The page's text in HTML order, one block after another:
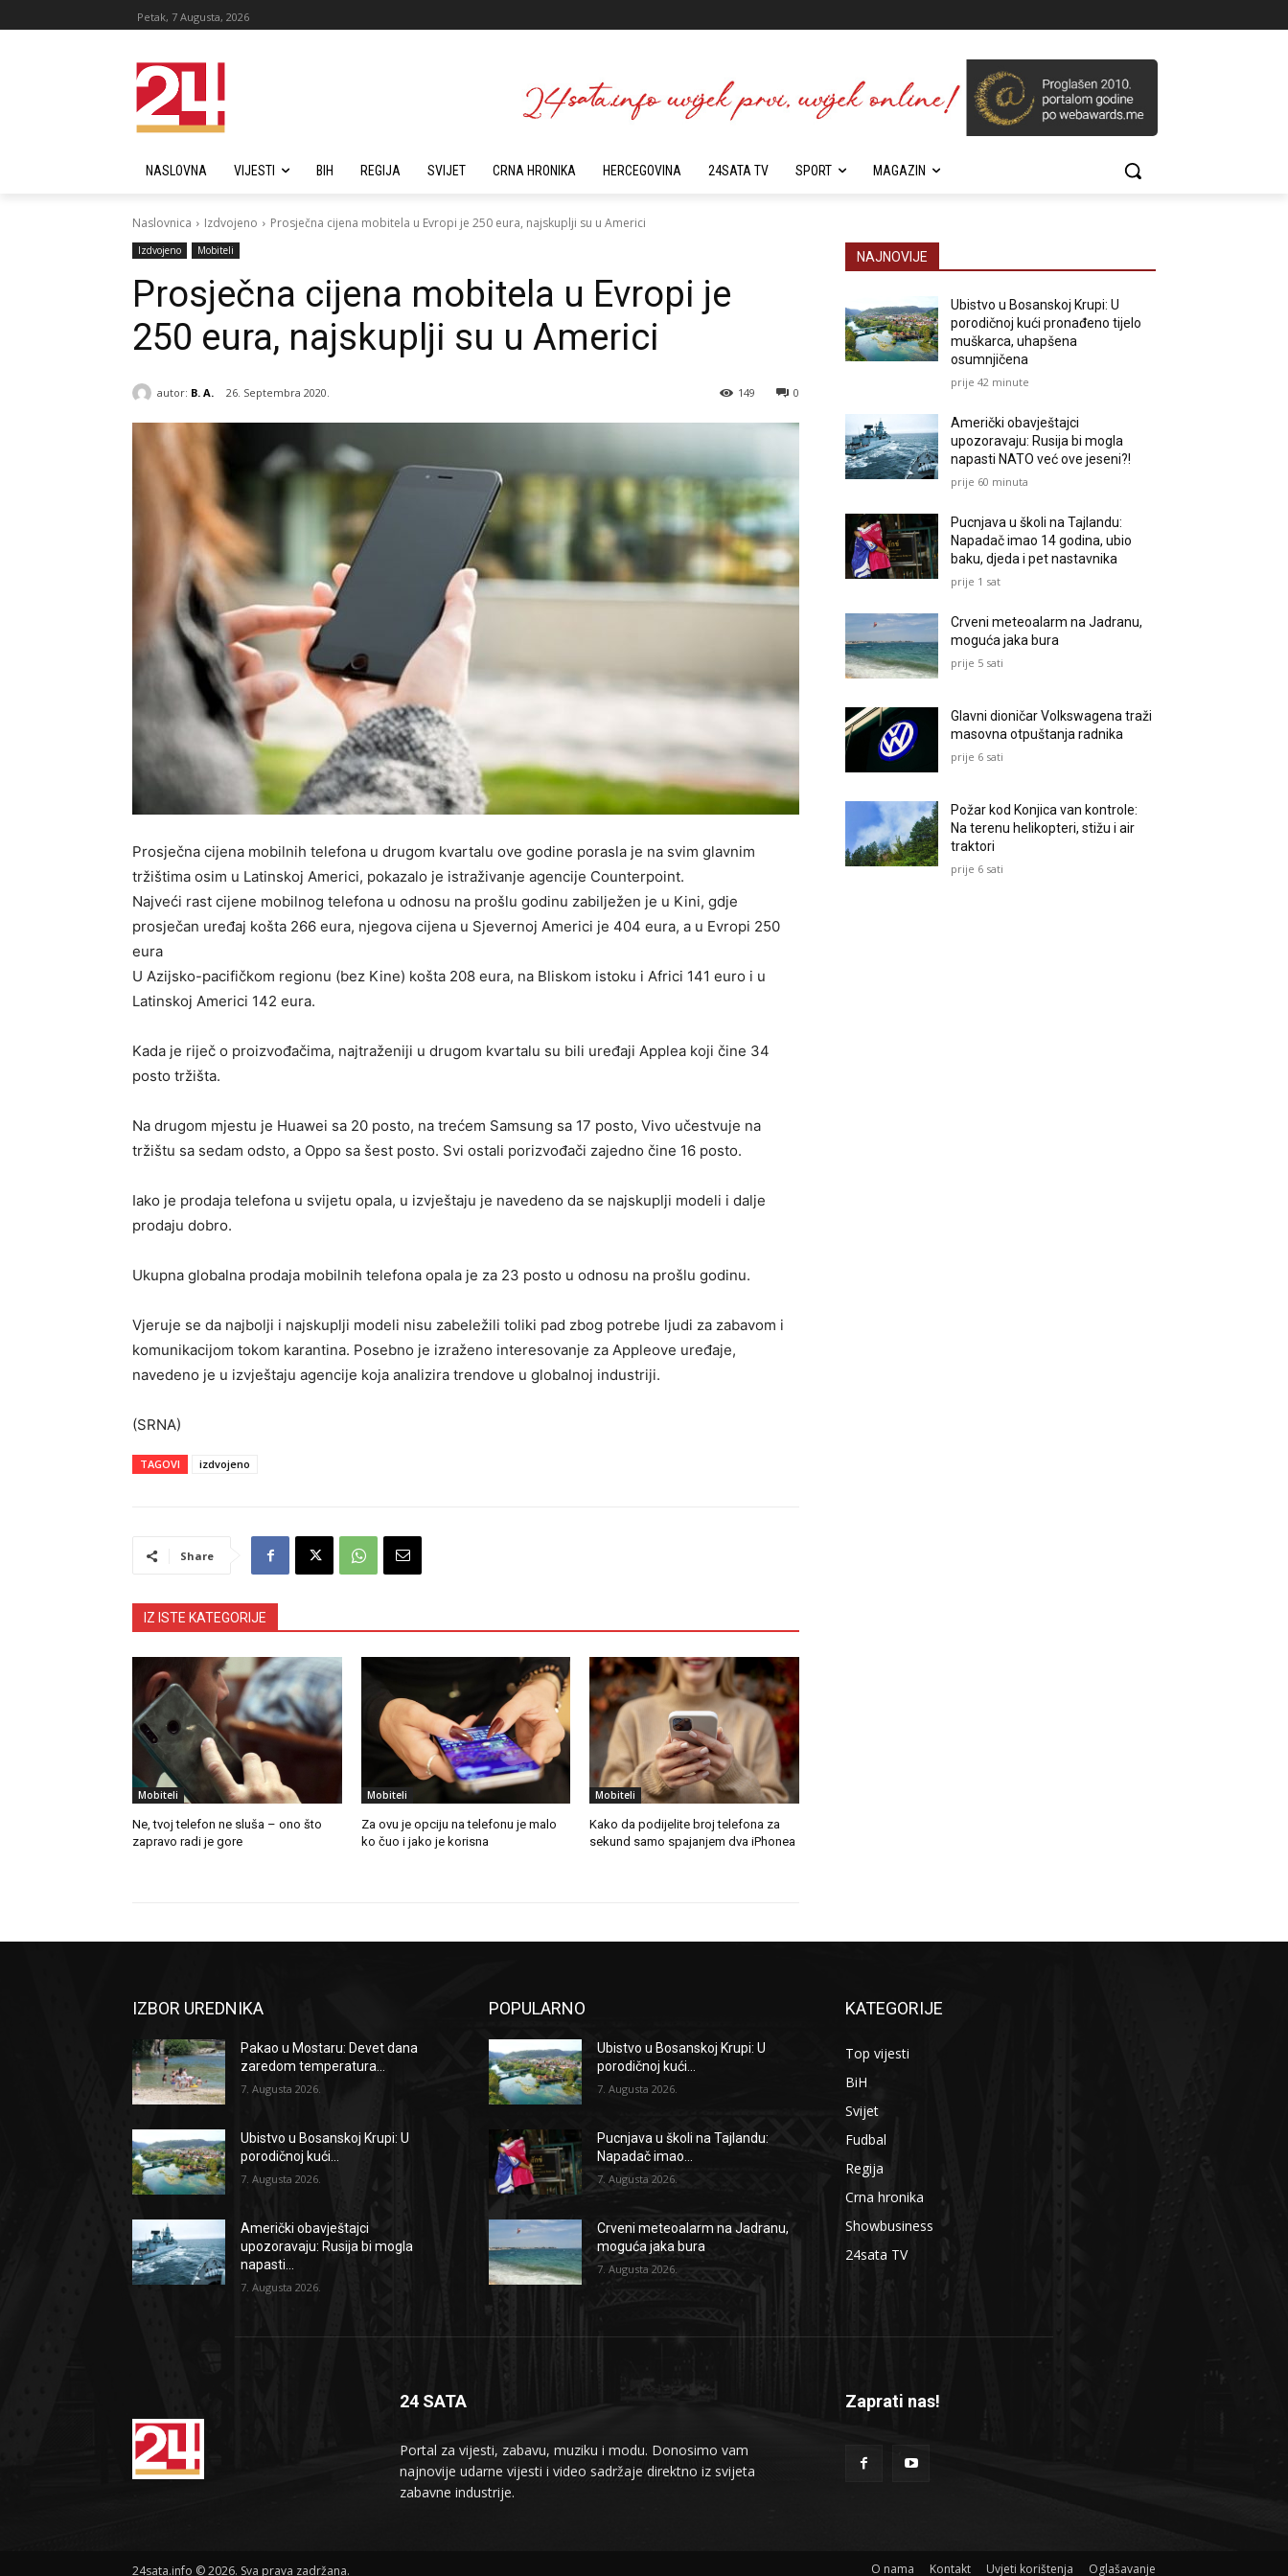
Petak, 7 Augusta, 2026
NASLOVNA VIJESTI BIH REGIJA SVIJET CRNA HRONIKA HERCEGOVINA 24SATA TV SPORT MAGAZIN
Naslovnica Izdvojeno Prosječna cijena mobitela u Evropi je 250 eura, najskuplji su u Americi
Izdvojeno Mobiteli
Prosječna cijena mobitela u Evropi je
250 eura, najskuplji su u Americi
autor: B. A. 26. Septembra 2020. 0
149
Prosječna cijena mobilnih telefona u drugom kvartalu ove godine porasla je na svim glavnim
tržištima osim u Latinskoj Americi, pokazalo je istraživanje agencije Counterpoint.
Najveći rast cijene mobilnog telefona u odnosu na prošlu godinu zabilježen je u Kini, gdje
prosječan uređaj košta 266 eura, njegova cijena u Sjevernoj Americi je 404 eura, a u Evropi 250
eura
U Azijsko-pacifičkom regionu (bez Kine) košta 208 eura, na Bliskom istoku i Africi 141 euro i u
Latinskoj Americi 142 eura.
Kada je riječ o proizvođačima, najtraženiji u drugom kvartalu su bili uređaji Applea koji čine 34
posto tržišta.
Na drugom mjestu je Huawei sa 20 posto, na trećem Samsung sa 17 posto, Vivo učestvuje na
tržištu sa sedam odsto, a Oppo sa šest posto. Svi ostali porizvođači zajedno čine 16 posto.
Iako je prodaja telefona u svijetu opala, u izvještaju je navedeno da se najskuplji modeli i dalje
prodaju dobro.
Ukupna globalna prodaja mobilnih telefona opala je za 23 posto u odnosu na prošlu godinu.
Vjeruje se da najbolji i najskuplji modeli nisu zabeležili toliki pad zbog potrebe ljudi za zabavom i
komunikacijom tokom karantina. Posebno je izraženo interesovanje za Appleove uređaje,
navedeno je u izvještaju agencije koja analizira trendove u globalnoj industriji.
(SRNA)
TAGOVI izdvojeno
Share
IZ ISTE KATEGORIJE
Mobiteli
Ne, tvoj telefon ne sluša – ono što
zapravo radi je gore
Mobiteli
Za ovu je opciju na telefonu je malo
ko čuo i jako je korisna
Mobiteli
Kako da podijelite broj telefona za
sekund samo spajanjem dva iPhonea
NAJNOVIJE
Ubistvo u Bosanskoj Krupi: U
porodičnoj kući pronađeno tijelo
muškarca, uhapšena
osumnjičena
prije 42 minute
Američki obavještajci
upozoravaju: Rusija bi mogla
napasti NATO već ove jeseni?!
prije 60 minuta
Pucnjava u školi na Tajlandu:
Napadač imao 14 godina, ubio
baku, djeda i pet nastavnika
prije 1 sat
Crveni meteoalarm na Jadranu,
moguća jaka bura
prije 5 sati
Glavni dioničar Volkswagena traži
masovna otpuštanja radnika
prije 6 sati
Požar kod Konjica van kontrole:
Na terenu helikopteri, stižu i air
traktori
prije 6 sati
IZBOR UREDNIKA
Pakao u Mostaru: Devet dana
zaredom temperatura...
7. Augusta 2026.
Ubistvo u Bosanskoj Krupi: U
porodičnoj kući...
7. Augusta 2026.
Američki obavještajci
upozoravaju: Rusija bi mogla
napasti...
7. Augusta 2026.
POPULARNO
Ubistvo u Bosanskoj Krupi: U
porodičnoj kući...
7. Augusta 2026.
Pucnjava u školi na Tajlandu:
Napadač imao...
7. Augusta 2026.
Crveni meteoalarm na Jadranu,
moguća jaka bura
7. Augusta 2026.
KATEGORIJE
Top vijesti
BiH
Svijet
Fudbal
Regija
Crna hronika
Showbusiness
24sata TV
24 SATA
Portal za vijesti, zabavu, muziku i modu. Donosimo vam
najnovije udarne vijesti i video sadržaje direktno iz svijeta
zabavne industrije.
Zaprati nas!
24sata.info © 2026. Sva prava zadržana. O nama Kontakt Uvjeti korištenja Oglašavanje